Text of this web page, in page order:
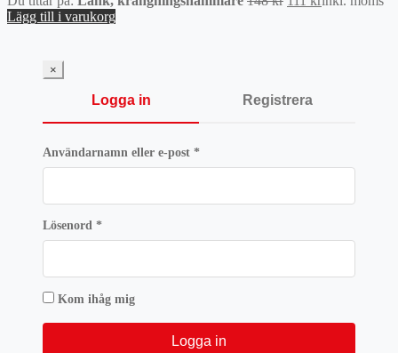
Lägg till i varukorg
×
Logga in Registrera
Användarnamn eller e-post *Obligatoriskt
Lösenord *Obligatoriskt
Kom ihåg mig
Logga in